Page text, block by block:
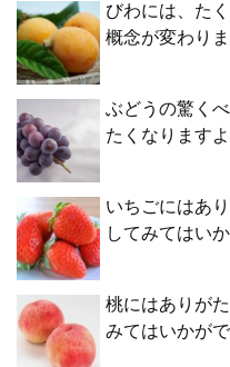
びわには、た
概念が変わり
ぶどうの驚く
たくなります
いちごにはあ
してみてはい
桃にはありが
みてはいかが